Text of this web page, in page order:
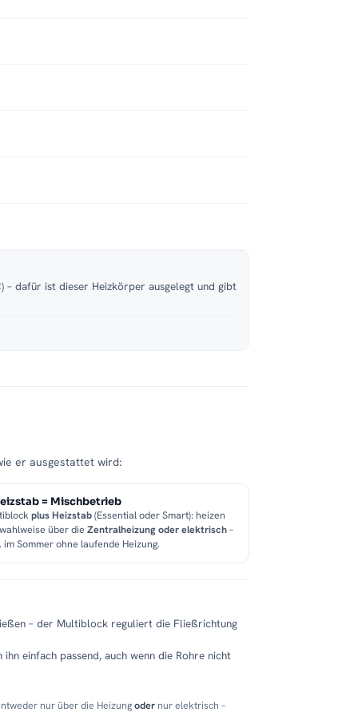
dafür ist dieser Heizkörper ausgelegt und gibt
er ausgestattet wird:
= Mischbetrieb
plus Heizstab(Essential oder Smart): heizen
über die Zentralheizung oder elektrisch–
im Sommer ohne laufende Heizung.
– der Multiblock reguliert die Fließrichtung
einfach passend, auch wenn die Rohre nicht
nur über die Heizungoder nur elektrisch –